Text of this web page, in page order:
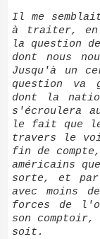
Il me
à traiter, en
la question
dont nous
Jusqu'à un
question va
dont la
s'écroulera
le fait que
travers le
fin de
américains
sorte, et par
avec moins
forces de
son
soit.